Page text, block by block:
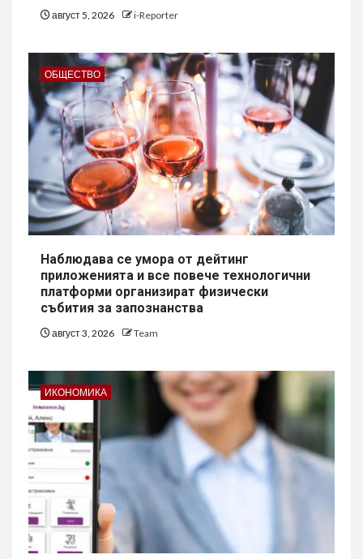
август 5, 2026 i-Reporter
ОБЩЕСТВО
Наблюдава се умора от дейтинг
приложенията и все повече технологични
платформи организират физически
събития за запознанства
август 3, 2026 Team
ИКОНОМИКА